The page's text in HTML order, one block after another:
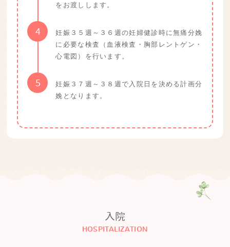
をお渡しします。
4
妊娠３５週～３６週の妊婦健診時に無痛分娩
に必要な検査（血液検査・胸部レントゲン・
心電図）を行います。
5
妊娠３７週～３８週で入院日を決める計画分
娩となります。
入院
HOSPITALIZATION